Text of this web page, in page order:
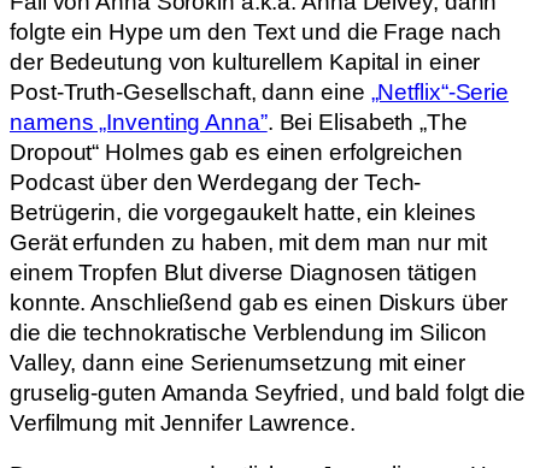
folgte ein Hype um den Text und die Frage nach
der Bedeutung von kulturellem Kapital in einer
Post-Truth-Gesellschaft, dann eine „Netflix“-Serie
namens „Inventing Anna”. Bei Elisabeth „The
Dropout“ Holmes gab es einen erfolgreichen
Podcast über den Werdegang der Tech-
Betrügerin, die vorgegaukelt hatte, ein kleines
Gerät erfunden zu haben, mit dem man nur mit
einem Tropfen Blut diverse Diagnosen tätigen
konnte. Anschließend gab es einen Diskurs über
die die technokratische Verblendung im Silicon
Valley, dann eine Serienumsetzung mit einer
gruselig-guten Amanda Seyfried, und bald folgt die
Verfilmung mit Jennifer Lawrence.